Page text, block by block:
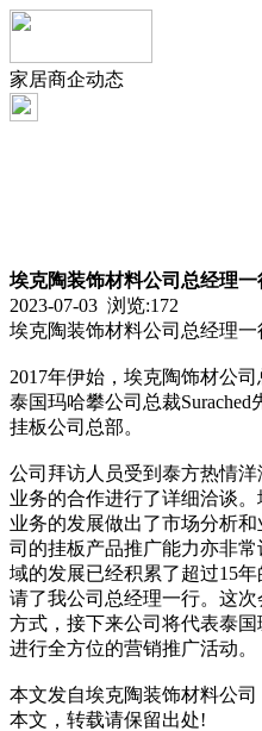
家居商企动态
埃克陶装饰材料公司总经理
2023-07-03 浏览:172
埃克陶装饰材料公司总经理
2017年伊始，埃克陶饰材公
泰国玛哈攀公司总裁
挂板公司总部。
公司拜访人员受到泰方热情
业务的合作进行了详细洽谈
业务的发展做出了市场分析
司的挂板产品推广能力亦非
域的发展已经积累了超过15
请了我公司总经理一行。这
方式，接下来公司将代表泰
进行全方位的营销推广活动。
本文发自埃克陶装饰材料公
本文，转载请保留出处!